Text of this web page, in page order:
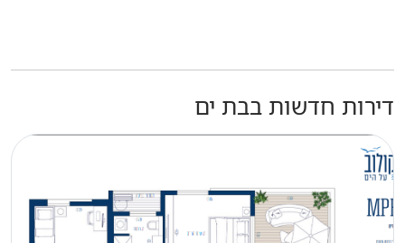
דירות חדשות בבת ים